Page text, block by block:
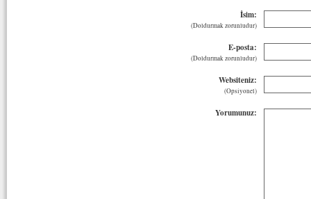
İsim:
(Doldurmak zorunludur)
E-posta:
(Doldurmak zorunludur)
Websiteniz:
(Opsiyonel)
Yorumunuz: